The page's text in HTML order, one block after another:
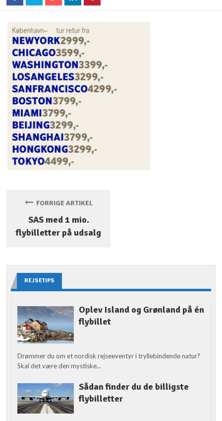
FORRIGE ARTIKEL
SAS med 1 mio.
flybilletter på udsalg
REJSETIPS
Oplev Island og Grønland på én
flybillet
Drømmer du om et nordisk rejseeventyr i tryllebindende natur?
Skal det være den mystiske...
Sådan finder du de billigste
flybilletter